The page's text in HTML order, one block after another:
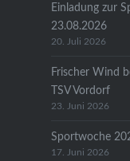
Einladung zur
23.08.2026
20. Juli 2026
Frischer Wind
TSV Vordorf
23. Juni 2026
Sportwoche
17. Juni 2026